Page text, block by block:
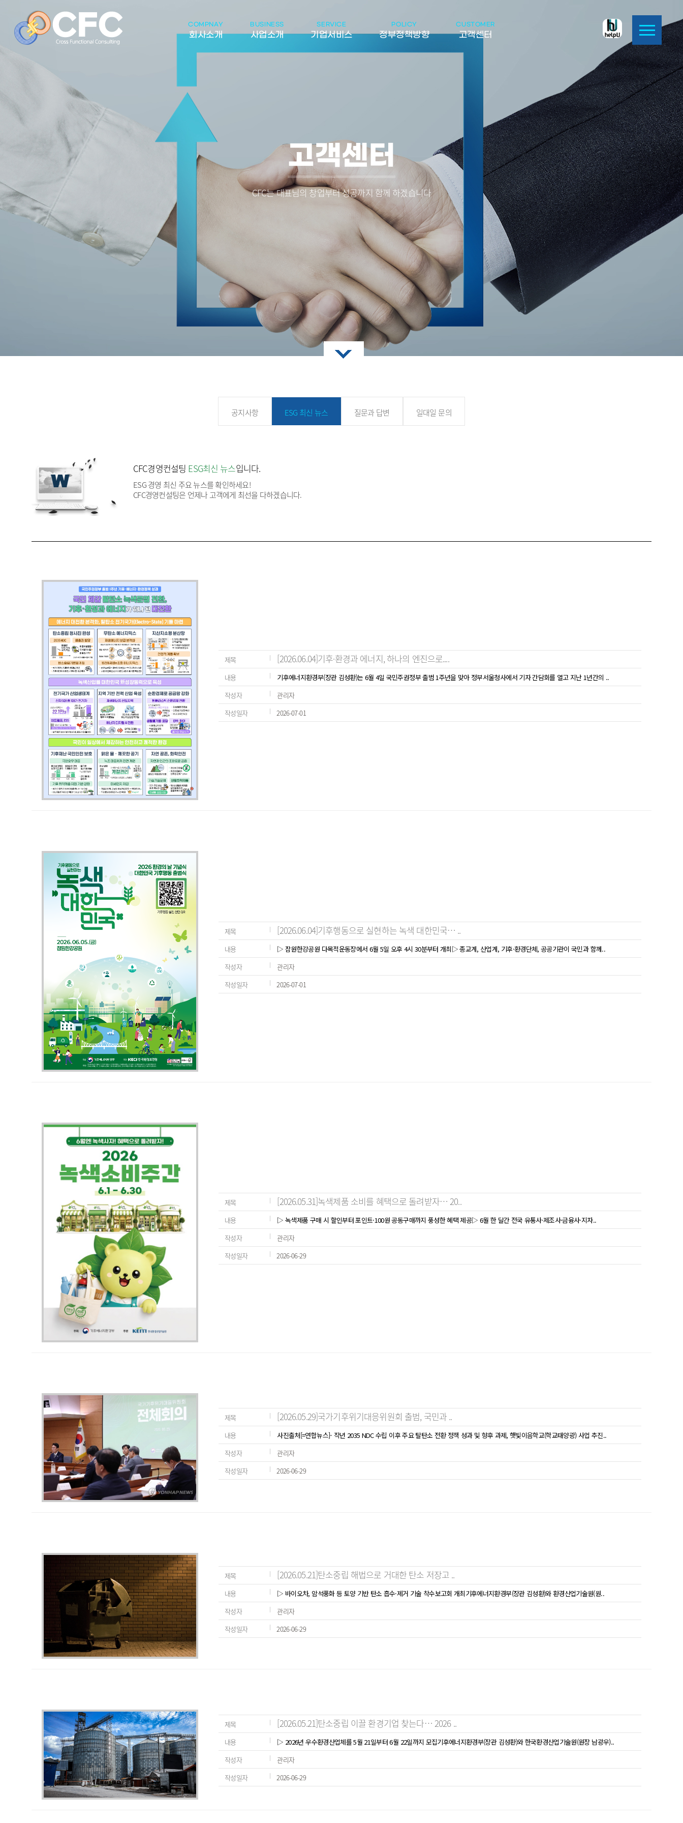
COMPNAY
회사소개
BUSINESS
사업소개
SERVICE
기업서비스
POLICY
정부정책방향
CUSTOMER
고객센터
고객센터
CFC는 대표님의 창업부터 성공까지 함께 하겠습니다
공지사항 ESG 최신 뉴스 질문과 답변 일대일 문의
CFC경영컨설팅 ESG최신 뉴스입니다.
ESG 경영 최신 주요 뉴스를 확인하세요!
CFC경영컨설팅은 언제나 고객에게 최선을 다하겠습니다.
제목 [2026.06.04]기후·환경과 에너지, 하나의 엔진으로....
내용
기후에너지환경부(장관 김성환)는 6월 4일 국민주권정부 출범 1주년을 맞아 정부서울청사에서 기자 간담회를 열고 지난 1년간의 ..
작성자
관리자
작성일자
2026-07-01
제목 [2026.06.04]기후행동으로 실현하는 녹색 대한민국… ..
내용
▷ 잠원한강공원 다목적운동장에서 6월 5일 오후 4시 30분부터 개최▷ 종교계, 산업계, 기후·환경단체, 공공기관이 국민과 함께..
작성자
관리자
작성일자
2026-07-01
제목 [2026.05.31]녹색제품 소비를 혜택으로 돌려받자… 20..
내용
▷ 녹색제품 구매 시 할인부터 포인트·100원 공동구매까지 풍성한 혜택 제공▷ 6월 한 달간 전국 유통사·제조사·금융사·지자..
작성자
관리자
작성일자
2026-06-29
제목 [2026.05.29]국가기후위기대응위원회 출범, 국민과 ..
내용
사진출처[=연합뉴스]- 작년 2035 NDC 수립 이후 주요 탈탄소 전환 정책 성과 및 향후 과제, 햇빛이음학교(학교태양광) 사업 추진..
작성자
관리자
작성일자
2026-06-29
제목 [2026.05.21]탄소중립 해법으로 거대한 탄소 저장고 ..
내용
▷ 바이오차, 암석풍화 등 토양 기반 탄소 흡수·제거 기술 착수보고회 개최기후에너지환경부(장관 김성환)와 환경산업기술원(원..
작성자
관리자
작성일자
2026-06-29
제목 [2026.05.21]탄소중립 이끌 환경기업 찾는다… 2026 ..
내용
▷ 2026년 우수환경산업체를 5월 21일부터 6월 22일까지 모집기후에너지환경부(장관 김성환)와 한국환경산업기술원(원장 남광우)..
작성자
관리자
작성일자
2026-06-29